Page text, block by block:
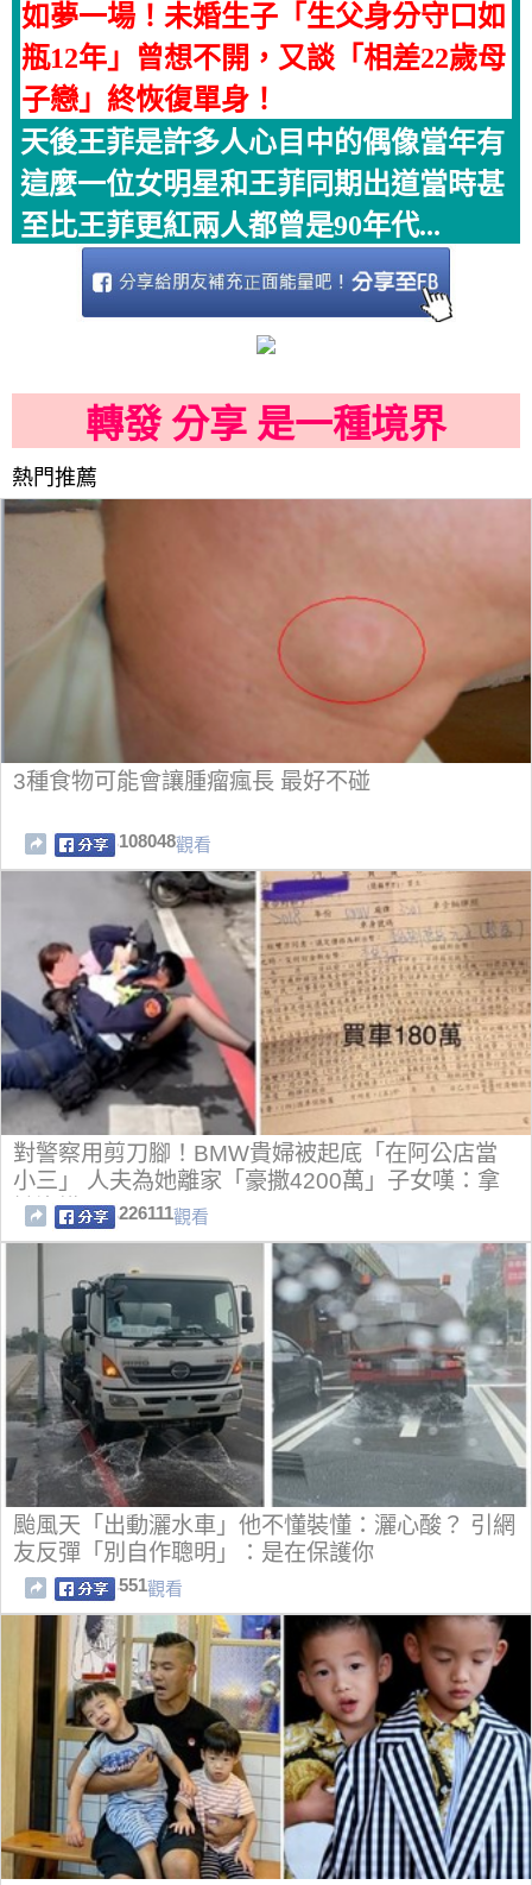
如夢一場！未婚生子「生父身分守口如
瓶12年」曾想不開，又談「相差22歲母
子戀」終恢復單身！
天後王菲是許多人心目中的偶像當年有
這麼一位女明星和王菲同期出道當時甚
至比王菲更紅兩人都曾是90年代...
轉發 分享 是一種境界
熱門推薦
3種食物可能會讓腫瘤瘋長 最好不碰
108048觀看
對警察用剪刀腳！BMW貴婦被起底「在阿公店當
小三」 人夫為她離家「豪撒4200萬」子女嘆：拿
她沒轍
226111觀看
颱風天「出動灑水車」他不懂裝懂：灑心酸？ 引網
友反彈「別自作聰明」：是在保護你
551觀看